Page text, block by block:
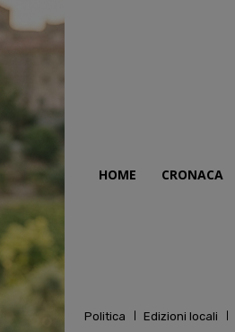
HOME CRONACA
Politica Edizioni locali